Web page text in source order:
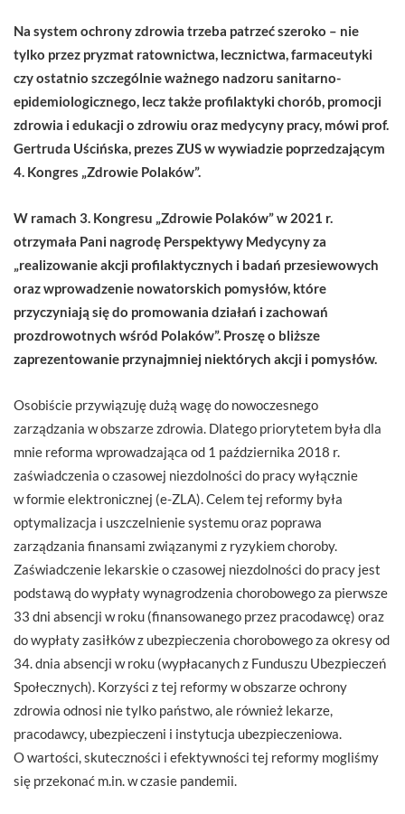
Na system ochrony zdrowia trzeba patrzeć szeroko – nie
tylko przez pryzmat ratownictwa, lecznictwa, farmaceutyki
czy ostatnio szczególnie ważnego nadzoru sanitarno-
epidemiologicznego, lecz także profilaktyki chorób, promocji
zdrowia i edukacji o zdrowiu oraz medycyny pracy, mówi prof.
Gertruda Uścińska, prezes ZUS w wywiadzie poprzedzającym
4. Kongres „Zdrowie Polaków”.
W ramach 3. Kongresu „Zdrowie Polaków” w 2021 r.
otrzymała Pani nagrodę Perspektywy Medycyny za
„realizowanie akcji profilaktycznych i badań przesiewowych
oraz wprowadzenie nowatorskich pomysłów, które
przyczyniają się do promowania działań i zachowań
prozdrowotnych wśród Polaków”. Proszę o bliższe
zaprezentowanie przynajmniej niektórych akcji i pomysłów.
Osobiście przywiązuję dużą wagę do nowoczesnego
zarządzania w obszarze zdrowia. Dlatego priorytetem była dla
mnie reforma wprowadzająca od 1 października 2018 r.
zaświadczenia o czasowej niezdolności do pracy wyłącznie
w formie elektronicznej (e-ZLA). Celem tej reformy była
optymalizacja i uszczelnienie systemu oraz poprawa
zarządzania finansami związanymi z ryzykiem choroby.
Zaświadczenie lekarskie o czasowej niezdolności do pracy jest
podstawą do wypłaty wynagrodzenia chorobowego za pierwsze
33 dni absencji w roku (finansowanego przez pracodawcę) oraz
do wypłaty zasiłków z ubezpieczenia chorobowego za okresy od
34. dnia absencji w roku (wypłacanych z Funduszu Ubezpieczeń
Społecznych). Korzyści z tej reformy w obszarze ochrony
zdrowia odnosi nie tylko państwo, ale również lekarze,
pracodawcy, ubezpieczeni i instytucja ubezpieczeniowa.
O wartości, skuteczności i efektywności tej reformy mogliśmy
się przekonać m.in. w czasie pandemii.